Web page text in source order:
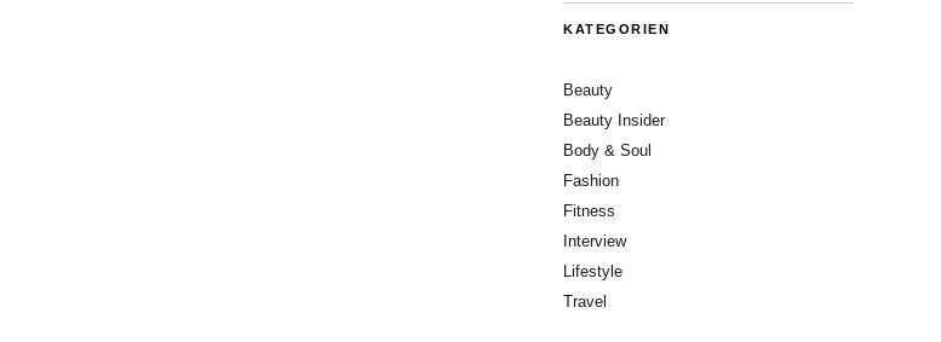
KATEGORIEN
Beauty
Beauty Insider
Body & Soul
Fashion
Fitness
Interview
Lifestyle
Travel